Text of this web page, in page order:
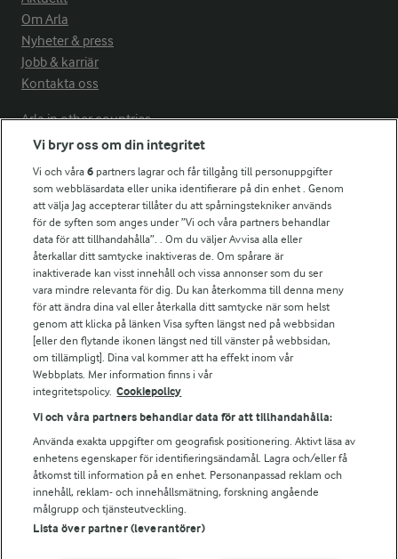
Om Arla
Nyheter & press
Jobb & karriär
Kontakta oss
Arla in other countries
Fler Arlasajter
För ägare
Arlas kundportal
Arla.com
Falbygdens Ost
Arla webbshop
Bildbank
Följ oss
Vi bryr oss om din integritet
Vi och våra6 partners lagrar och får tillgång till personuppgifter
som webbläsardata eller unika identifierare på din enhet . Genom
att välja Jag accepterar tillåter du att spårningstekniker används
för de syften som anges under ”Vi och våra partners behandlar
data för att tillhandahålla”. . Om du väljer Avvisa alla eller
återkallar ditt samtycke inaktiveras de. Om spårare är
inaktiverade kan visst innehåll och vissa annonser som du ser
vara mindre relevanta för dig. Du kan återkomma till denna meny
för att ändra dina val eller återkalla ditt samtycke när som helst
genom att klicka på länken Visa syften längst ned på webbsidan
[eller den flytande ikonen längst ned till vänster på webbsidan,
om tillämpligt]. Dina val kommer att ha effekt inom vår
Webbplats. Mer information finns i vår
integritetspolicy. Cookiepolicy
Vi och våra partners behandlar data för att tillhandahålla:
Använda exakta uppgifter om geografisk positionering. Aktivt läsa av
enhetens egenskaper för identifieringsändamål. Lagra och/eller få
åtkomst till information på en enhet. Personanpassad reklam och
innehåll, reklam- och innehållsmätning, forskning angående
målgrupp och tjänsteutveckling.
Lista över partner (leverantörer)